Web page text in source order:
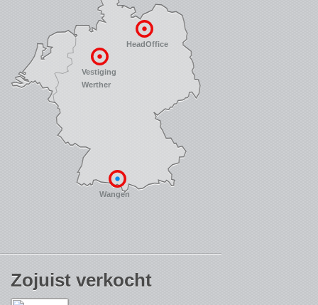
HeadOffice
Vestiging
Werther
Wangen
Zojuist verkocht